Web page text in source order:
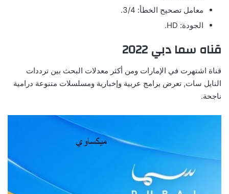
معامل تصحيح الخطأ: 3/4.
الجودة: HD.
قناه سما دبي 2022
قناة اشتهرت في الإمارات ومن أكثر معدلات البحث بين ترددات
النايل سات, تعرض برامج عربية وإخبارية ومسلسلات متنوعة درامية
ناجحة.